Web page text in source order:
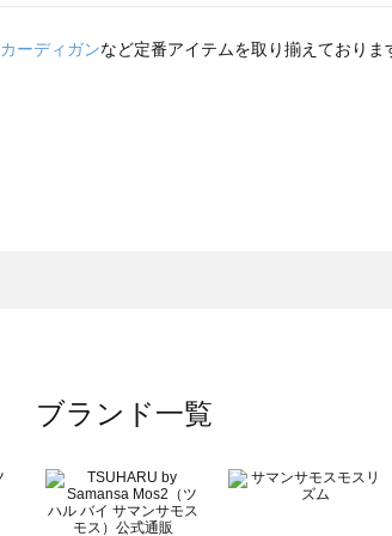
カーディガンなど定番アイテムを取り揃えておりま
ブランド一覧